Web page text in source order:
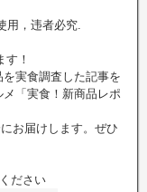
用，违者必究.
！
実食調査した記事を
「実食！新商品レポ
お届けします。ぜひ
ださい